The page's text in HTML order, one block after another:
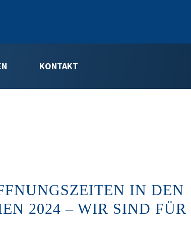
KONTAKT
IN DEN
2024 – WIR SIND FÜR